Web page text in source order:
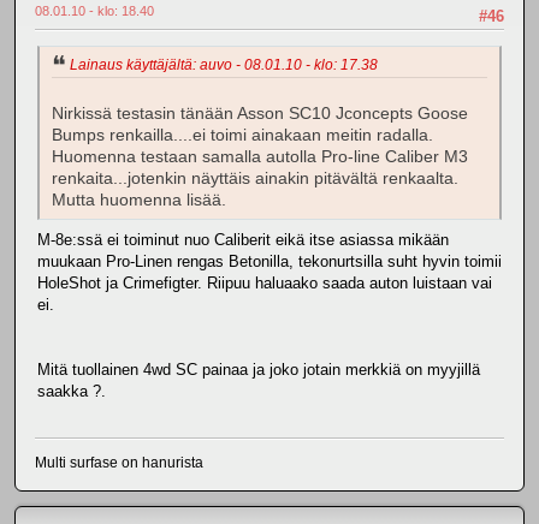
#46
08.01.10 - klo: 18.40
Lainaus käyttäjältä: auvo - 08.01.10 - klo: 17.38
Nirkissä testasin tänään Asson SC10 Jconcepts Goose
Bumps renkailla....ei toimi ainakaan meitin radalla.
Huomenna testaan samalla autolla Pro-line Caliber M3
renkaita...jotenkin näyttäis ainakin pitävältä renkaalta.
Mutta huomenna lisää.
M-8e:ssä ei toiminut nuo Caliberit eikä itse asiassa mikään
muukaan Pro-Linen rengas Betonilla, tekonurtsilla suht hyvin toimii
HoleShot ja Crimefigter. Riipuu haluaako saada auton luistaan vai
ei.
Mitä tuollainen 4wd SC painaa ja joko jotain merkkiä on myyjillä
saakka ?.
Multi surfase on hanurista